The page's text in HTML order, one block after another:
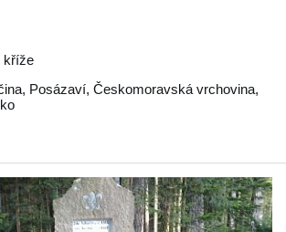
kříže
, Posázaví, Českomoravská vrchovina,